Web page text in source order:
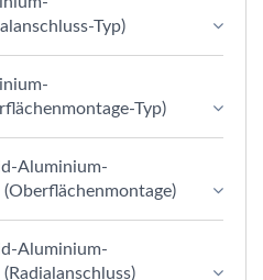
Typ)
Typ)
Aluminium-
Aluminium-